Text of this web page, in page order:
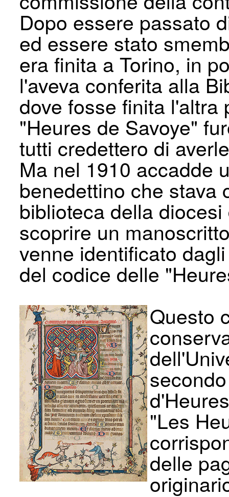
Dopo essere passato
ed essere stato
era finita a Torino, in
l'aveva conferita alla
dove fosse finita
"Heures de Savoye"
tutti credettero di
Ma nel 1910 accadde
benedettino che stava
biblioteca della
scoprire un
venne identificato
del codice delle
Questo
"Les
delle